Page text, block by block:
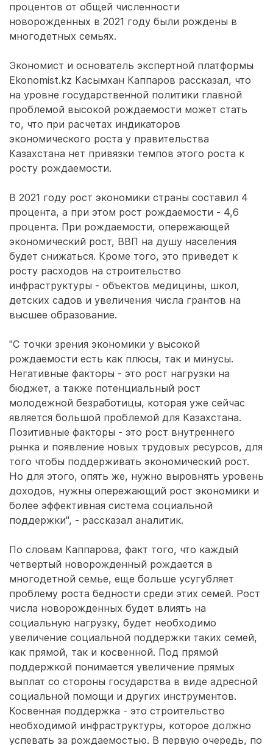
процентов от общей численности
новорожденных в 2021 году были рождены в
многодетных семьях.
Экономист и основатель экспертной платформы
Ekonomist.kz Касымхан Каппаров рассказал, что
на уровне государственной политики главной
проблемой высокой рождаемости может стать
то, что при расчетах индикаторов
экономического роста у правительства
Казахстана нет привязки темпов этого роста к
росту рождаемости.
В 2021 году рост экономики страны составил 4
процента, а при этом рост рождаемости - 4,6
процента. При рождаемости, опережающей
экономический рост, ВВП на душу населения
будет снижаться. Кроме того, это приведет к
росту расходов на строительство
инфраструктуры - объектов медицины, школ,
детских садов и увеличения числа грантов на
высшее образование.
"С точки зрения экономики у высокой
рождаемости есть как плюсы, так и минусы.
Негативные факторы - это рост нагрузки на
бюджет, а также потенциальный рост
молодежной безработицы, которая уже сейчас
является большой проблемой для Казахстана.
Позитивные факторы - это рост внутреннего
рынка и появление новых трудовых ресурсов, для
того чтобы поддерживать экономический рост.
Но для этого, опять же, нужно выровнять уровень
доходов, нужны опережающий рост экономики и
более эффективная система социальной
поддержки", - рассказал аналитик.
По словам Каппарова, факт того, что каждый
четвертый новорожденный рождается в
многодетной семье, еще больше усугубляет
проблему роста бедности среди этих семей. Рост
числа новорожденных будет влиять на
социальную нагрузку, будет необходимо
увеличение социальной поддержки таких семей,
как прямой, так и косвенной. Под прямой
поддержкой понимается увеличение прямых
выплат со стороны государства в виде адресной
социальной помощи и других инструментов.
Косвенная поддержка - это строительство
необходимой инфраструктуры, которое должно
успевать за рождаемостью. В первую очередь, по